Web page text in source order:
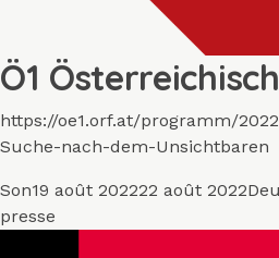
Ö1
https://oe1.orf.at/programm/
Suche-nach-dem-Unsichtbaren
Format
SonPublié
le
19 août 202222 août 2022
presse